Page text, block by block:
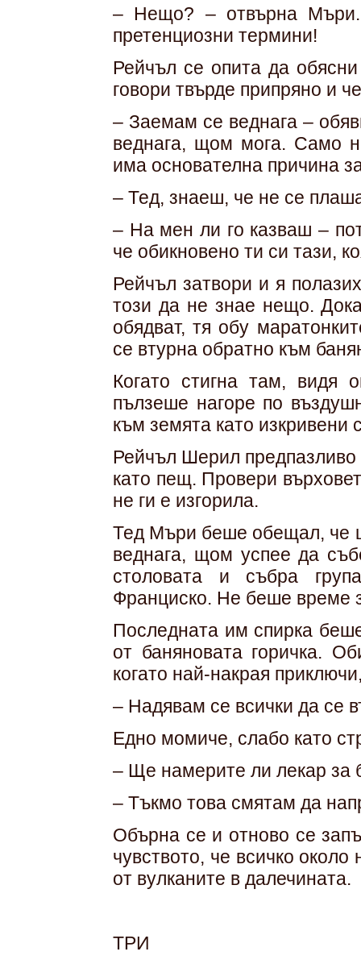
– Нещо? – отвърна
претенциозни термини!
Рейчъл се опита да
говори твърде припряно и
– Заемам се веднага –
веднага, щом мога. Само
има основателна причина
– Тед, знаеш, че не се
– На мен ли го казваш –
че обикновено ти си тази,
Рейчъл затвори и я
този да не знае нещо.
обядват, тя обу
се втурна обратно към
Когато стигна там, видя
пълзеше нагоре по
към земята като изкривени
Рейчъл Шерил
като пещ. Провери
не ги е изгорила.
Тед Мъри беше обещал, че
веднага, щом успее да
столовата и събра
Франциско. Не беше време
Последната им спирка
от баняновата горичка.
когато най-накрая
– Надявам се всички да се
Едно момиче, слабо като
– Ще намерите ли лекар за
– Тъкмо това смятам да
Обърна се и отново се
чувството, че всичко
от вулканите в далечината.
ТРИ